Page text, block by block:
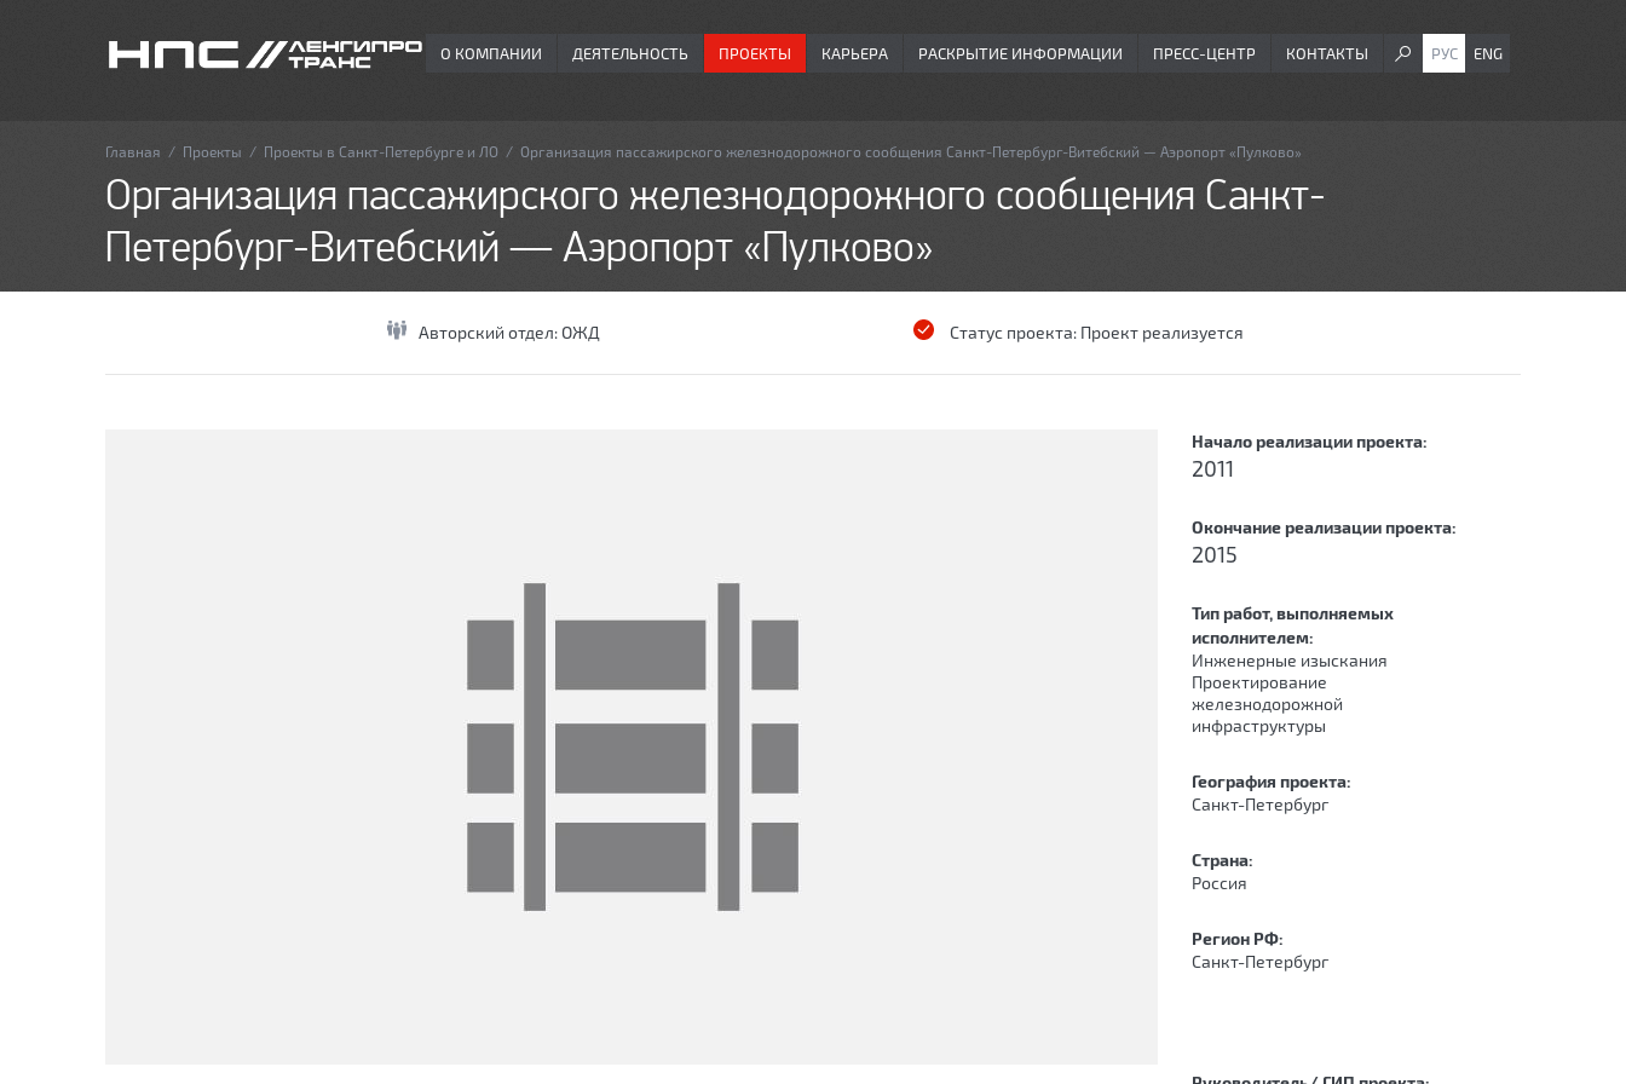
О КОМПАНИИ ДЕЯТЕЛЬНОСТЬ ПРОЕКТЫ КАРЬЕРА РАСКРЫТИЕ ИНФОРМАЦИИ ПРЕСС-ЦЕНТР КОНТАКТЫ РУС ENG
Главная / Проекты / Проекты в Санкт-Петербурге и ЛО / Организация пассажирского железнодорожного сообщения Санкт-Петербург-Витебский — Аэропорт «Пулково»
Организация пассажирского железнодорожного сообщения Санкт-
Петербург-Витебский — Аэропорт «Пулково»
Авторский отдел: ОЖД Статус проекта: Проект реализуется
Начало реализации проекта:
2011
Окончание реализации проекта:
2015
Тип работ, выполняемых
исполнителем:
Инженерные изыскания
Проектирование
железнодорожной
инфраструктуры
География проекта:
Санкт-Петербург
Страна:
Россия
Регион РФ:
Санкт-Петербург